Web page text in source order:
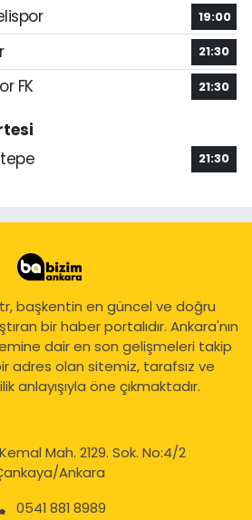
19:00
21:30
FK 21:30
21:30
başkentin en güncel ve doğru
bir haber portalıdır. Ankara'nın
dair en son gelişmeleri takip
adres olan sitemiz, tarafsız ve
anlayışıyla öne çıkmaktadır.
Mah. 2129. Sok. No:4/2
Ankara
0541 881 8989